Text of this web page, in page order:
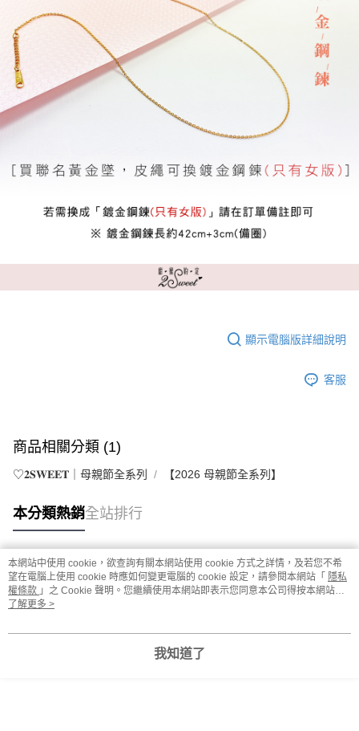
顯示電腦版詳細說明
客服
商品相關分類 (1)
♡𝟐𝐒𝐖𝐄𝐄𝐓｜母親節全系列 【2026 母親節全系列】
本分類熱銷全站排行
熱門標籤
本網站中使用 cookie，欲查詢有關本網站使用 cookie 方式之詳情，及若您不希
望在電腦上使用 cookie 時應如何變更電腦的 cookie 設定，請參閱本網站「 隱私
權條款 」之 Cookie 聲明。您繼續使用本網站即表示您同意本公司得按本網站使
用條款之 Cookie 聲明使用 cookie。
了解更多 >
我知道了